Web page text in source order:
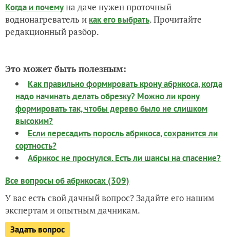
Когда и почемуна даче нужен проточный
воднонагреватель и как его выбрать. Прочитайте
редакционный разбор.
Это может быть полезным:
Как правильно формировать крону абрикоса, когда
надо начинать делать обрезку? Можно ли крону
формировать так, чтобы дерево было не слишком
высоким?
Если пересадить поросль абрикоса, сохранится ли
сортность?
Абрикос не проснулся. Есть ли шансы на спасение?
Все вопросы об абрикосах (309)
У вас есть свой дачный вопрос? Задайте его нашим
экспертам и опытным дачникам.
Задать вопрос